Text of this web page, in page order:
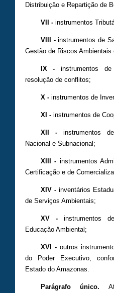
Distribuição e Repartição de
VII -instrumentos
VIII -instrumentos de
Gestão de Riscos Ambientais
IX - instrumentos
resolução de conflitos;
X -instrumentos de
XI -instrumentos de
XII -instrumentos de
Nacional e Subnacional;
XIII - instrumentos
Certificação e de
XIV -inventários
de Serviços Ambientais;
XV -instrumentos
Educação Ambiental;
XVI -outros
do Poder Executivo,
Estado do Amazonas.
Parágrafo único.